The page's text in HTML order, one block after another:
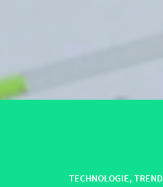
TECHNOLOGIE,